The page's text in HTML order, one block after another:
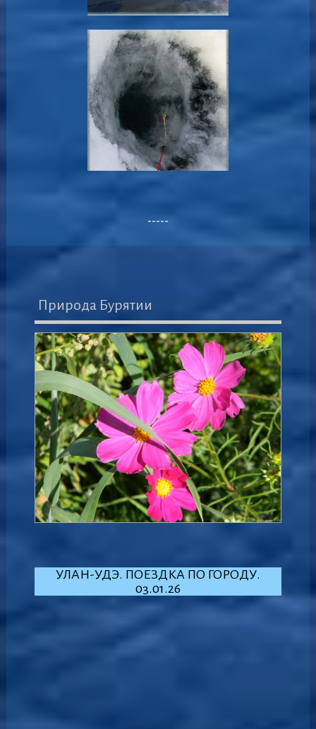
-----
Природа Бурятии
УЛАН-УДЭ. ПОЕЗДКА ПО ГОРОДУ.
03.01.26